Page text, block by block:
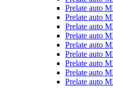
Prelate auto
Prelate auto
Prelate auto
Prelate auto
Prelate auto
Prelate auto
Prelate auto
Prelate auto
Prelate auto